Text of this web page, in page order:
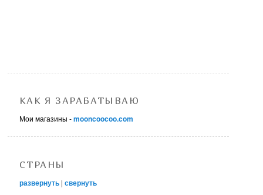
КАК Я ЗАРАБАТЫВАЮ
Мои магазины -mooncoocoo.com
СТРАНЫ
развернуть |свернуть